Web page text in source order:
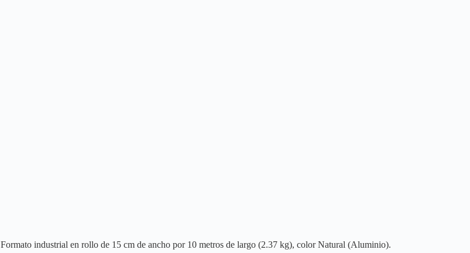
Formato industrial en rollo de 15 cm de ancho por 10 metros de largo (2.37 kg), color Natural (Aluminio).